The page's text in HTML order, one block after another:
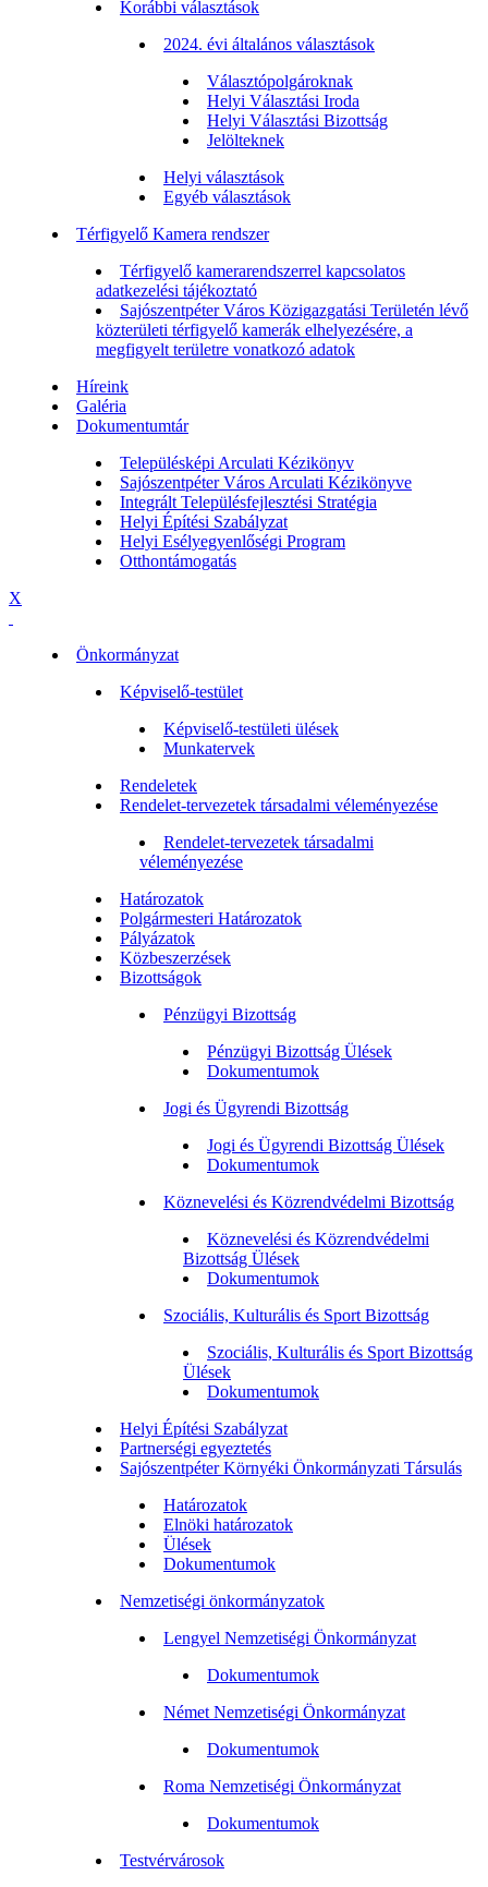
Korábbi választások
2024. évi általános választások
Választópolgároknak
Helyi Választási Iroda
Helyi Választási Bizottság
Jelölteknek
Helyi választások
Egyéb választások
Térfigyelő Kamera rendszer
Térfigyelő kamerarendszerrel kapcsolatos
adatkezelési tájékoztató
Sajószentpéter Város Közigazgatási Területén lévő
közterületi térfigyelő kamerák elhelyezésére, a
megfigyelt területre vonatkozó adatok
Híreink
Galéria
Dokumentumtár
Településképi Arculati Kézikönyv
Sajószentpéter Város Arculati Kézikönyve
Integrált Településfejlesztési Stratégia
Helyi Építési Szabályzat
Helyi Esélyegyenlőségi Program
Otthontámogatás
X
Önkormányzat
Képviselő-testület
Képviselő-testületi ülések
Munkatervek
Rendeletek
Rendelet-tervezetek társadalmi véleményezése
Rendelet-tervezetek társadalmi
véleményezése
Határozatok
Polgármesteri Határozatok
Pályázatok
Közbeszerzések
Bizottságok
Pénzügyi Bizottság
Pénzügyi Bizottság Ülések
Dokumentumok
Jogi és Ügyrendi Bizottság
Jogi és Ügyrendi Bizottság Ülések
Dokumentumok
Köznevelési és Közrendvédelmi Bizottság
Köznevelési és Közrendvédelmi
Bizottság Ülések
Dokumentumok
Szociális, Kulturális és Sport Bizottság
Szociális, Kulturális és Sport Bizottság
Ülések
Dokumentumok
Helyi Építési Szabályzat
Partnerségi egyeztetés
Sajószentpéter Környéki Önkormányzati Társulás
Határozatok
Elnöki határozatok
Ülések
Dokumentumok
Nemzetiségi önkormányzatok
Lengyel Nemzetiségi Önkormányzat
Dokumentumok
Német Nemzetiségi Önkormányzat
Dokumentumok
Roma Nemzetiségi Önkormányzat
Dokumentumok
Testvérvárosok